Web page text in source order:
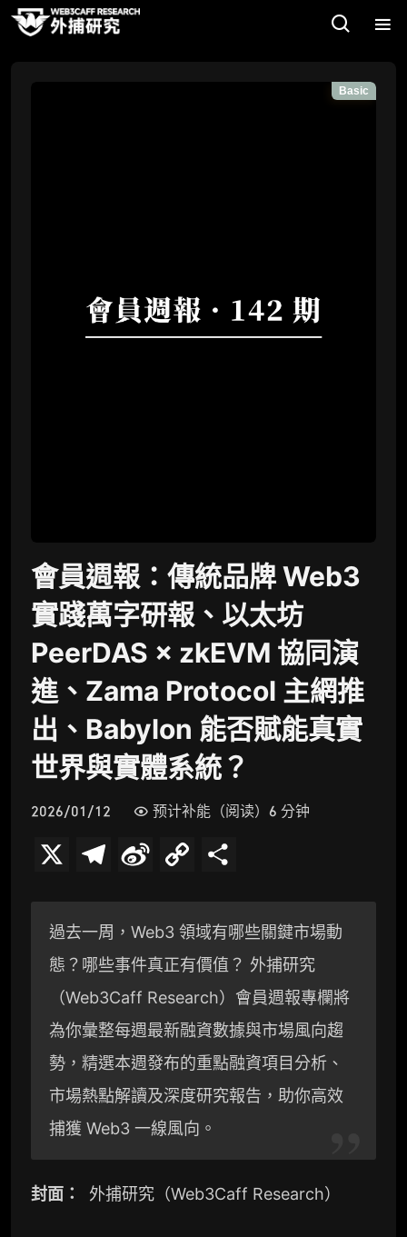
Basic
會員週報：傳統品牌 Web3
實踐萬字研報、以太坊
PeerDAS × zkEVM 協同演
進、Zama Protocol 主網推
出、Babylon 能否賦能真實
世界與實體系統？
2026/01/12 预计补能（阅读）6 分钟
l
e
g
r
a
m
n
a
W
e
i
b
o
p
y
L
i
n
k
過去一周，Web3 領域有哪些關鍵市場動
態？哪些事件真正有價值？ 外捕研究
（Web3Caff Research）會員週報專欄將
為你彙整每週最新融資數據與市場風向趨
勢，精選本週發布的重點融資項目分析、
市場熱點解讀及深度研究報告，助你高效
捕獲 Web3 一線風向。
封面： 外捕研究（Web3Caff Research）